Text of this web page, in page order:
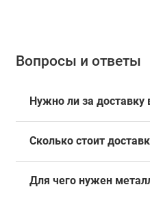
Вопросы и ответы
Нужно ли за доставку
Сколько стоит
Для чего нужен